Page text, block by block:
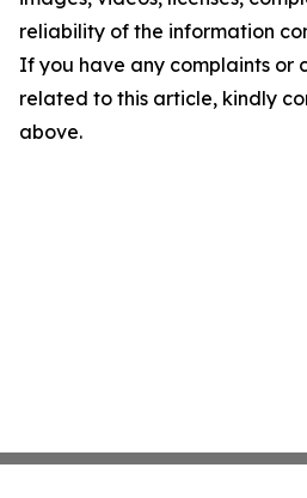
reliability of the information
If you have any complaints or
related to this article, kindly
above.